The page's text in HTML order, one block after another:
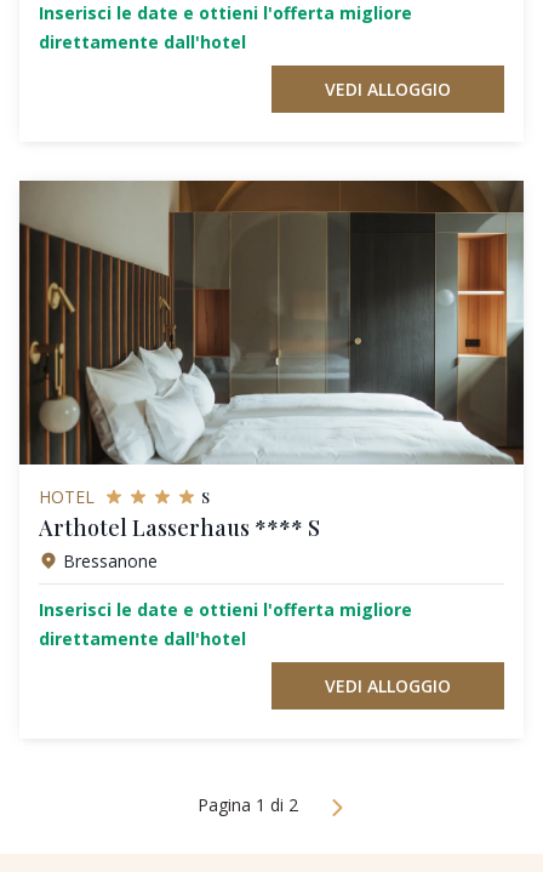
Inserisci le date e ottieni l'offerta migliore
direttamente dall'hotel
VEDI ALLOGGIO
HOTEL s
Arthotel Lasserhaus **** S
Bressanone
Inserisci le date e ottieni l'offerta migliore
direttamente dall'hotel
VEDI ALLOGGIO
Pagina 1 di 2